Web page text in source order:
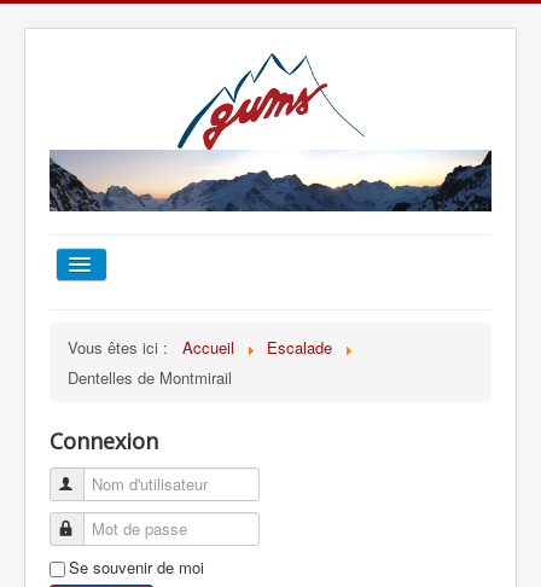
TOUT SUR LE GUMS
ESCALADE
ALPINISME
SKI DE RANDONNÉE
Vous êtes ici : Accueil
Escalade
Dentelles de Montmirail
Connexion
Se souvenir de moi